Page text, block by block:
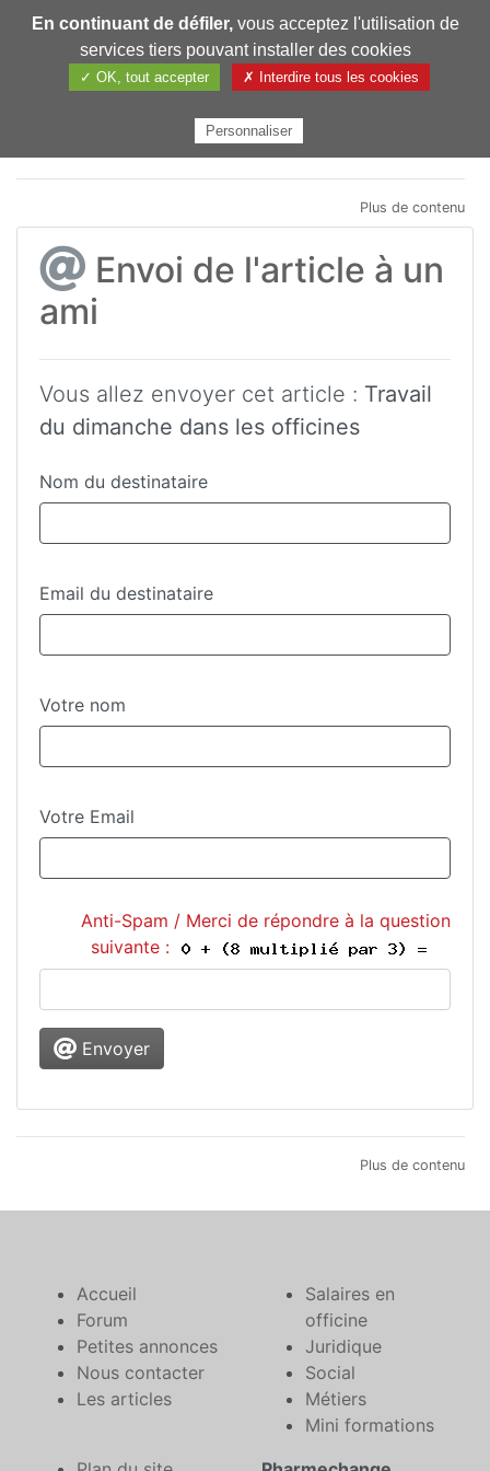
Pharmechange
Plus de contenu
Envoi de l'article à un
ami
Vous allez envoyer cet article : Travail
du dimanche dans les officines
Nom du destinataire
Email du destinataire
Votre nom
Votre Email
Anti-Spam / Merci de répondre à la question
suivante :
Envoyer
Plus de contenu
Accueil
Forum
Petites annonces
Nous contacter
Les articles
Salaires en
officine
Juridique
Social
Métiers
Mini formations
En continuant de défiler,vous acceptez l'utilisation de
services tiers pouvant installer des cookies
✓ OK, tout accepter ✗ Interdire tous les cookies
Personnaliser